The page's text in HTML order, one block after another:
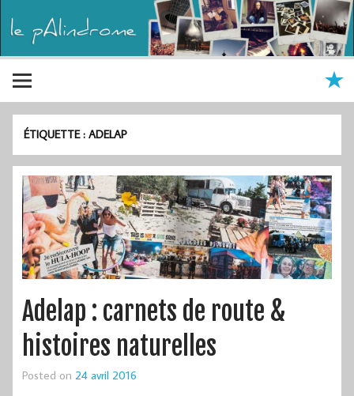
ÉTIQUETTE :ADELAP
Adelap : carnets de route &
histoires naturelles
Posted on 24 avril 2016